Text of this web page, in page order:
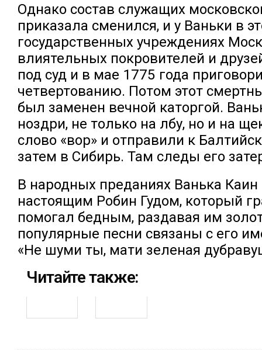
Однако состав служащих
приказала сменился, и у Ваньки в
государственных учреждениях
влиятельных покровителей и
под суд и в мае 1775 года
четвертованию. Потом этот
был заменен вечной каторгой.
ноздри, не только на лбу, но и на
слово «вор» и отправили к
затем в Сибирь. Там следы его
В народных преданиях Ванька
настоящим Робин Гудом, который
помогал бедным, раздавая им
популярные песни связаны с его
«Не шуми ты, мати зеленая
Читайте также: